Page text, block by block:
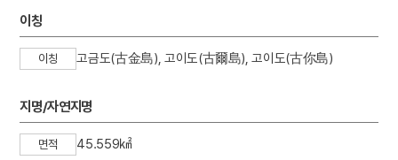
10 신윤복
1 운요호사건
3
4 세조
이칭
이칭 고금도(古金島), 고이도(古爾島), 고이도(古你島)
지명/자연지명
면적 45.559㎢